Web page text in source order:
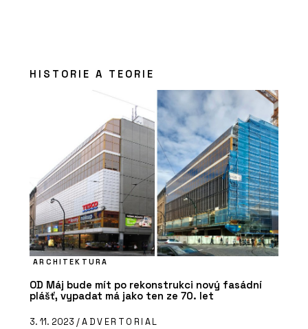
HISTORIE A TEORIE
ARCHITEKTURA
OD Máj bude mít po rekonstrukci nový fasádní
plášť, vypadat má jako ten ze 70. let
3. 11. 2023 /ADVERTORIAL